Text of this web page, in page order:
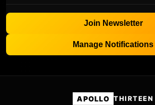
Join Newsletter
Manage Notifications
APOLLO THIRTEEN